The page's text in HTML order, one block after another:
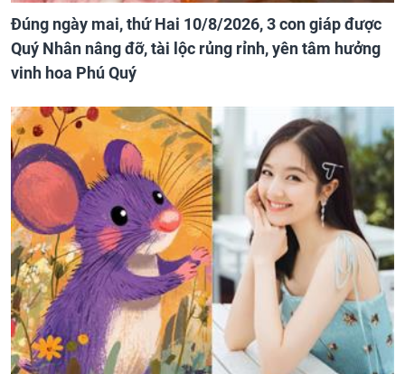
Đúng ngày mai, thứ Hai 10/8/2026, 3 con giáp được
Quý Nhân nâng đỡ, tài lộc rủng rỉnh, yên tâm hưởng
vinh hoa Phú Quý